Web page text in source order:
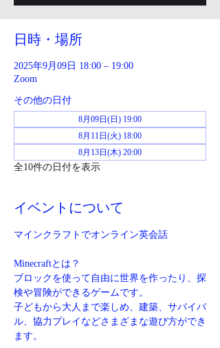
日時・場所
2025年9月09日 18:00 – 19:00
Zoom
その他の日付
8月09日(日) 19:00
8月11日(火) 18:00
8月13日(木) 20:00
全10件の日付を表示
イベントについて
マインクラフトでオンライン英会話
Minecraftとは？
ブロックを使って自由に世界を作ったり、探
検や冒険ができるゲームです。
子どもから大人まで楽しめ、建築、サバイバ
ル、協力プレイなどさまざまな遊び方ができ
ます。